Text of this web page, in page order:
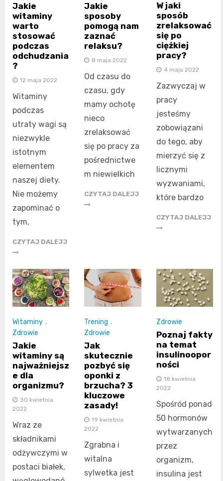
Jakie
witaminy
warto
stosować
podczas
odchudzania
?
12 maja 2022
Witaminy
podczas
utraty wagi są
niezwykle
istotnym
elementem
naszej diety.
Nie możemy
zapominać o
tym,
CZYTAJ DALEJJ
Jakie
sposoby
pomogą nam
zaznać
relaksu?
8 maja 2022
Od czasu do
czasu, gdy
mamy ochotę
nieco
zrelaksować
się po pracy za
pośrednictwe
m niewielkich
CZYTAJ DALEJJ
W jaki
sposób
zrelaksować
się po
ciężkiej
pracy?
4 maja 2022
Zazwyczaj w
pracy
jesteśmy
zobowiązani
do tego, aby
mierzyć się z
licznymi
wyzwaniami,
które bardzo
CZYTAJ DALEJJ
Witaminy ,
Zdrowie
Jakie
witaminy są
najważniejsz
e dla
organizmu?
30 kwietnia
2022
Wraz ze
składnikami
odżywczymi w
postaci białek,
Trening ,
Zdrowie
Jak
skutecznie
pozbyć się
oponki z
brzucha? 3
kluczowe
zasady!
19 kwietnia
2022
Zgrabna i
witalna
sylwetka jest
Zdrowie
Poznaj fakty
na temat
insulinoopor
ności
18 kwietnia
2022
Spośród ponad
50 hormonów
wytwarzanych
przez
organizm,
insulina jest